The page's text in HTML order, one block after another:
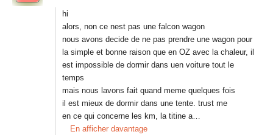
hi
alors, non ce nest pas une falcon wagon
nous avons decide de ne pas prendre une wagon pour
la simple et bonne raison que en OZ avec la chaleur, il
est impossible de dormir dans uen voiture tout le
temps
mais nous lavons fait quand meme quelques fois
il est mieux de dormir dans une tente. trust me
en ce qui concerne les km, la titine a…
En afficher davantage